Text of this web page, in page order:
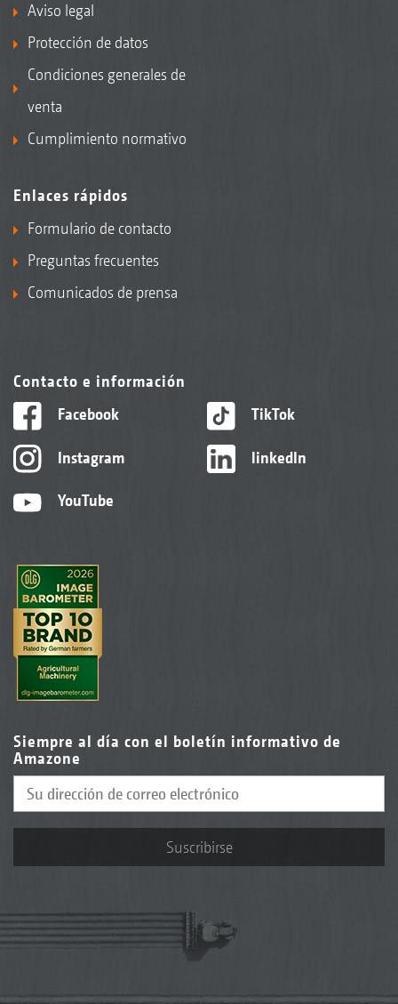
Aviso legal
Protección de datos
Condiciones generales de
venta
Cumplimiento normativo
Enlaces rápidos
Formulario de contacto
Preguntas frecuentes
Comunicados de prensa
Contacto e información
Facebook
Instagram
YouTube
TikTok
linkedIn
Siempre al día con el boletín informativo de
Amazone
Suscribirse